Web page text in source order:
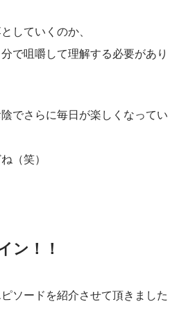
していくのか、
で咀嚼して理解する必要があり
でさらに毎日が楽しくなってい
（笑）
ン！！
ソードを紹介させて頂きました